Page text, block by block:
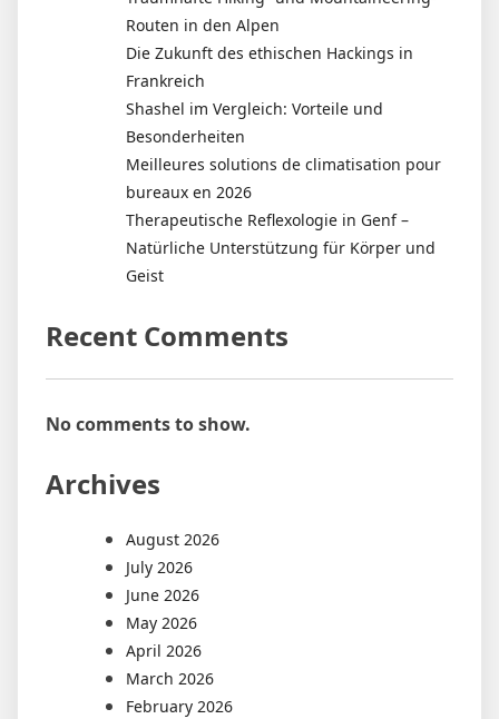
Routen in den Alpen
Die Zukunft des ethischen Hackings in
Frankreich
Shashel im Vergleich: Vorteile und
Besonderheiten
Meilleures solutions de climatisation pour
bureaux en 2026
Therapeutische Reflexologie in Genf –
Natürliche Unterstützung für Körper und
Geist
Recent Comments
No comments to show.
Archives
August 2026
July 2026
June 2026
May 2026
April 2026
March 2026
February 2026